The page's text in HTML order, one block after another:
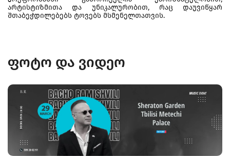
არტისტიზმითა და უნიკალურობით, რაც დაუვიწყარ
შთაბეჭდილებებს ტოვებს მსმენელთათვის.
ფოტო და ვიდეო